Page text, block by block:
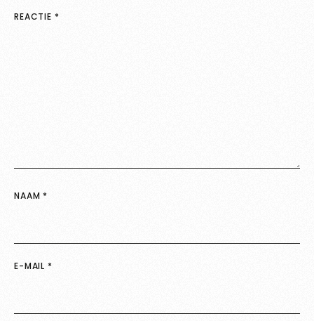
REACTIE *
NAAM *
E-MAIL *